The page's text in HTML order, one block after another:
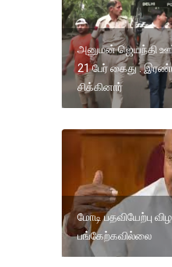
அனுமன் ஜெயந்தி
21 பேர் கைது .
சிக்கினார்
மோடி பதவியேற்பு
பங்கேற்கவில்லை